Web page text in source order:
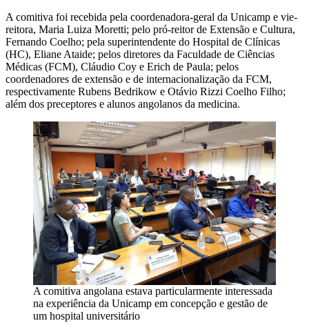
A comitiva foi recebida pela coordenadora-geral da Unicamp e vie-
reitora, Maria Luiza Moretti; pelo pró-reitor de Extensão e Cultura,
Fernando Coelho; pela superintendente do Hospital de Clínicas
(HC), Eliane Ataide; pelos diretores da Faculdade de Ciências
Médicas (FCM), Cláudio Coy e Erich de Paula; pelos
coordenadores de extensão e de internacionalização da FCM,
respectivamente Rubens Bedrikow e Otávio Rizzi Coelho Filho;
além dos preceptores e alunos angolanos da medicina.
A comitiva angolana estava particularmente interessada
na experiência da Unicamp em concepção e gestão de
um hospital universitário